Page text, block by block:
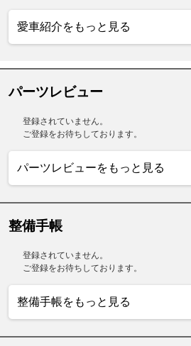
愛車紹介をもっと見る
パーツレビュー
登録されていません。
ご登録をお待ちしております。
パーツレビューをもっと見る
整備手帳
登録されていません。
ご登録をお待ちしております。
整備手帳をもっと見る